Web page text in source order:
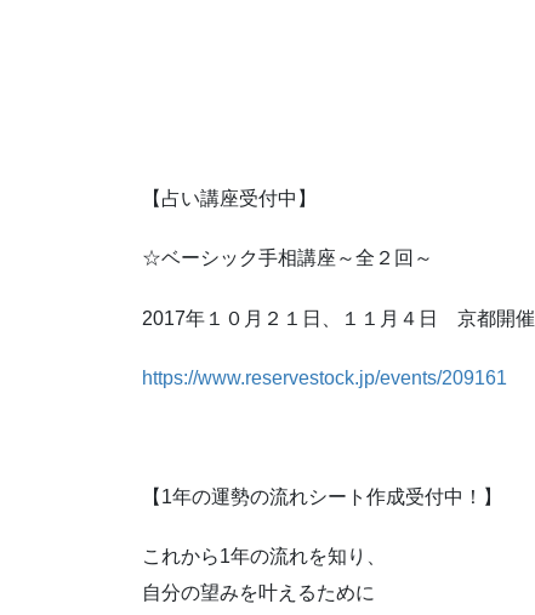
【占い講座受付中】
☆ベーシック手相講座～全２回～
2017年１０月２１日、１１月４日 京都開催
https://www.reservestock.jp/events/209161
【1年の運勢の流れシート作成受付中！】
これから1年の流れを知り、
自分の望みを叶えるために